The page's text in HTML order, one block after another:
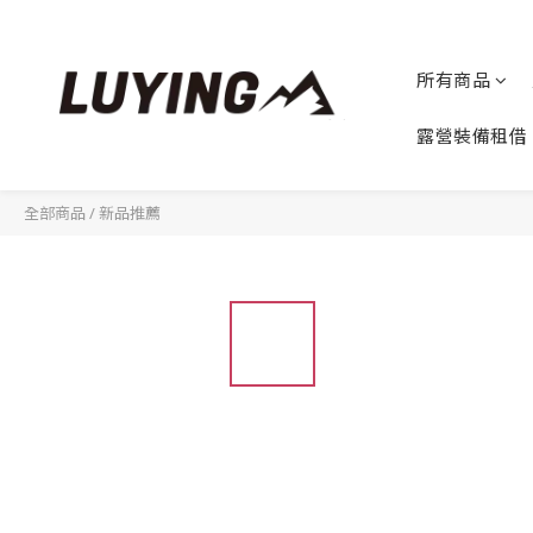
所有商品
露營裝備租借
全部商品 /新品推薦